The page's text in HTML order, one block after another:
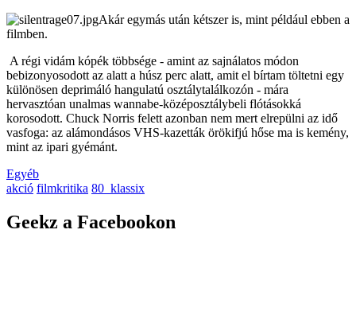
Akár egymás után kétszer is, mint például ebben a
filmben.
A régi vidám kópék többsége - amint az sajnálatos módon
bebizonyosodott az alatt a húsz perc alatt, amit el bírtam töltetni egy
különösen deprimáló hangulatú osztálytalálkozón - mára
hervasztóan unalmas wannabe-középosztálybeli flótásokká
korosodott. Chuck Norris felett azonban nem mert elrepülni az idő
vasfoga: az alámondásos VHS-kazetták örökifjú hőse ma is kemény,
mint az ipari gyémánt.
Egyéb
akció filmkritika 80_klassix
Geekz a Facebookon